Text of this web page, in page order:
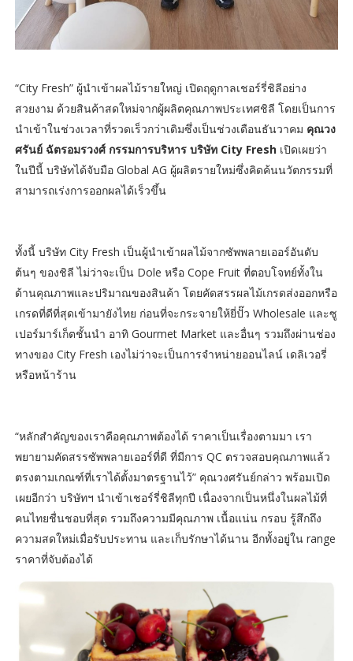
“City Fresh” ผู้นำเข้าผลไม้รายใหญ่ เปิดฤดูกาลเชอร์รี่ชิลีอย่าง
สวยงาม ด้วยสินค้าสดใหม่จากผู้ผลิตคุณภาพประเทศชิลี โดยเป็นการ
นำเข้าในช่วงเวลาที่รวดเร็วกว่าเดิมซึ่งเป็นช่วงเดือนธันวาคม คุณวง
ศรันย์ ฉัตรอมรวงศ์ กรรมการบริหาร บริษัท City Freshเปิดเผยว่า
ในปีนี้ บริษัทได้จับมือ Global AG ผู้ผลิตรายใหม่ซึ่งคิดค้นนวัตกรรมที่
สามารถเร่งการออกผลได้เร็วขึ้น
ทั้งนี้ บริษัท City Fresh เป็นผู้นำเข้าผลไม้จากซัพพลายเออร์อันดับ
ต้นๆ ของชิลี ไม่ว่าจะเป็น Dole หรือ Cope Fruit ที่ตอบโจทย์ทั้งใน
ด้านคุณภาพและปริมาณของสินค้า โดยคัดสรรผลไม้เกรดส่งออกหรือ
เกรดที่ดีที่สุดเข้ามายังไทย ก่อนที่จะกระจายให้ยี่ปั๊ว Wholesale และซู
เปอร์มาร์เก็ตชั้นนำ อาทิ Gourmet Market และอื่นๆ รวมถึงผ่านช่อง
ทางของ City Fresh เองไม่ว่าจะเป็นการจำหน่ายออนไลน์ เดลิเวอรี่
หรือหน้าร้าน
“หลักสำคัญของเราคือคุณภาพต้องได้ ราคาเป็นเรื่องตามมา เรา
พยายามคัดสรรซัพพลายเออร์ที่ดี ที่มีการ QC ตรวจสอบคุณภาพแล้ว
ตรงตามเกณฑ์ที่เราได้ตั้งมาตรฐานไว้” คุณวงศรันย์กล่าว พร้อมเปิด
เผยอีกว่า บริษัทฯ นำเข้าเชอร์รี่ชิลีทุกปี เนื่องจากเป็นหนึ่งในผลไม้ที่
คนไทยชื่นชอบที่สุด รวมถึงความมีคุณภาพ เนื้อแน่น กรอบ รู้สึกถึง
ความสดใหม่เมื่อรับประทาน และเก็บรักษาได้นาน อีกทั้งอยู่ใน range
ราคาที่จับต้องได้